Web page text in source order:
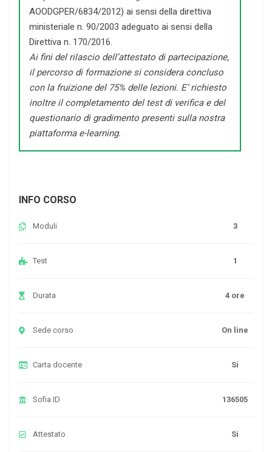
AOODGPER/6834/2012) ai sensi della direttiva
ministeriale n. 90/2003 adeguato ai sensi della
Direttiva n. 170/2016.
Ai fini del rilascio dell’attestato di partecipazione,
il percorso di formazione si considera concluso
con la fruizione del 75% delle lezioni. E’ richiesto
inoltre il completamento del test di verifica e del
questionario di gradimento presenti sulla nostra
piattaforma e-learning.
INFO CORSO
Moduli 3
Test 1
Durata 4 ore
Sede corso On line
Carta docente Si
Sofia ID 136505
Attestato Si